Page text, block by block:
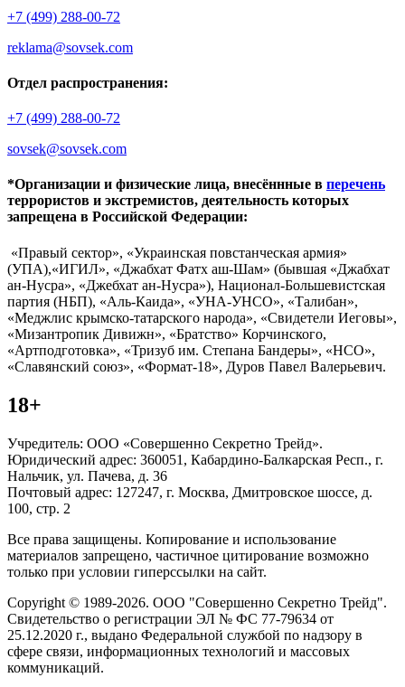
+7 (499) 288-00-72
reklama@sovsek.com
Отдел распространения:
+7 (499) 288-00-72
sovsek@sovsek.com
*Организации и физические лица, внесённные в перечень
террористов и экстремистов, деятельность которых
запрещена в Российской Федерации:
«Правый сектор», «Украинская повстанческая армия»
(УПА),«ИГИЛ», «Джабхат Фатх аш-Шам» (бывшая «Джабхат
ан-Нусра», «Джебхат ан-Нусра»), Национал-Большевистская
партия (НБП), «Аль-Каида», «УНА-УНСО», «Талибан»,
«Меджлис крымско-татарского народа», «Свидетели Иеговы»,
«Мизантропик Дивижн», «Братство» Корчинского,
«Артподготовка», «Тризуб им. Степана Бандеры», «НСО»,
«Славянский союз», «Формат-18», Дуров Павел Валерьевич.
18+
Учредитель: ООО «Совершенно Секретно Трейд».
Юридический адрес: 360051, Кабардино-Балкарская Респ., г.
Нальчик, ул. Пачева, д. 36
Почтовый адрес: 127247, г. Москва, Дмитровское шоссе, д.
100, стр. 2
Все права защищены. Копирование и использование
материалов запрещено, частичное цитирование возможно
только при условии гиперссылки на сайт.
Copyright © 1989-2026. ООО "Совершенно Секретно Трейд".
Свидетельство о регистрации ЭЛ № ФС 77-79634 от
25.12.2020 г., выдано Федеральной службой по надзору в
сфере связи, информационных технологий и массовых
коммуникаций.